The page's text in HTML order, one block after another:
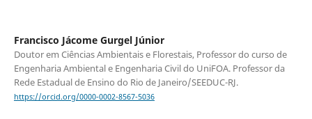
Francisco Jácome Gurgel Júnior
Doutor em Ciências Ambientais e Florestais, Professor do curso de
Engenharia Ambiental e Engenharia Civil do UniFOA. Professor da
Rede Estadual de Ensino do Rio de Janeiro/SEEDUC-RJ.
https://orcid.org/0000-0002-8567-5036